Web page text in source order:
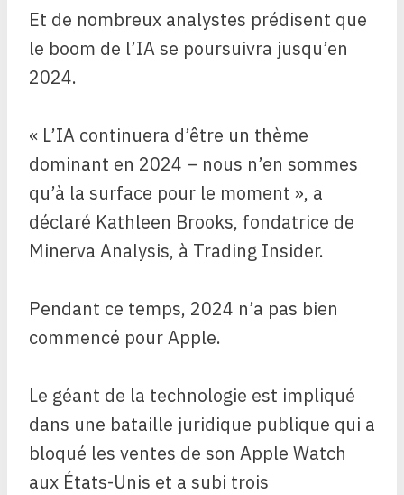
Et de nombreux analystes prédisent que
le boom de l’IA se poursuivra jusqu’en
2024.
« L’IA continuera d’être un thème
dominant en 2024 – nous n’en sommes
qu’à la surface pour le moment », a
déclaré Kathleen Brooks, fondatrice de
Minerva Analysis, à Trading Insider.
Pendant ce temps, 2024 n’a pas bien
commencé pour Apple.
Le géant de la technologie est impliqué
dans une bataille juridique publique qui a
bloqué les ventes de son Apple Watch
aux États-Unis et a subi trois